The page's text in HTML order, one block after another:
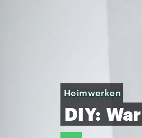
Heimwerken
DIY: